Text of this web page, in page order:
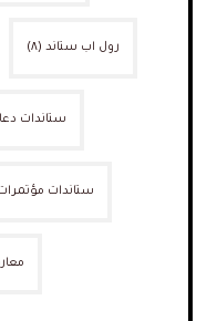
رول اب ستاند (٨)
ستاندات
ستاندات